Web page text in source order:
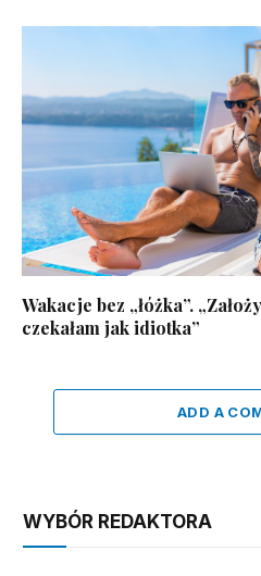
Wakacje bez „łóżka”.
czekałam jak idiotka”
ADD A
WYBÓR REDAKTORA